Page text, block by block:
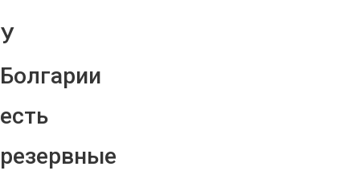
У
Болгарии
есть
резервные